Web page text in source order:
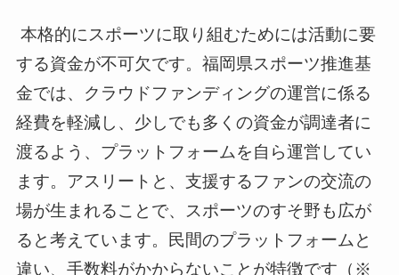
​ 本格的にスポーツに取り組むためには活動に要
する資金が不可欠です。福岡県スポーツ推進基
金では、クラウドファンディングの運営に係る
経費を軽減し、少しでも多くの資金が調達者に
渡るよう、プラットフォームを自ら運営してい
ます。アスリートと、支援するファンの交流の
場が生まれることで、スポーツのすそ野も広が
ると考えています。民間のプラットフォームと
違い、手数料がかからないことが特徴です（※